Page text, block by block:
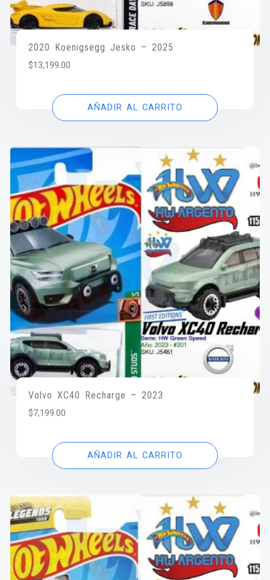
2020 Koenigsegg Jesko – 2025
$13,199.00
AÑADIR AL CARRITO
Volvo XC40 Recharge – 2023
$7,199.00
AÑADIR AL CARRITO